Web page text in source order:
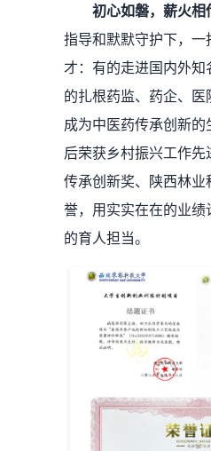
初心如磐，薪火相
指导和默默守护下，
才：有的走进国内外
的扎根药监、药企、医
成为中医药传承创新
后荣获乡村振兴工作
传承创新奖、陕西林
誉，用实实在在的业
的育人担当。